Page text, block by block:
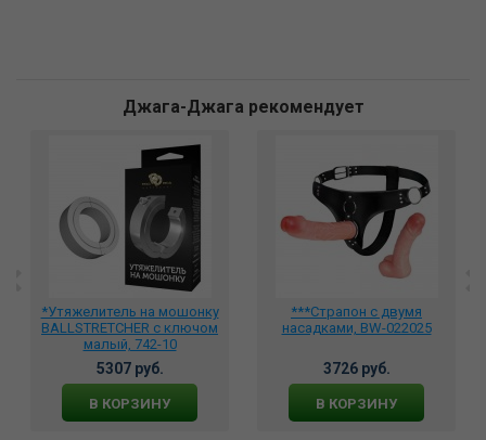
Джага-Джага рекомендует
*Утяжелитель на мошонку
BALLSTRETCHER с ключом
малый, 742-10
5307 руб.
В КОРЗИНУ
***Страпон с двумя
насадками, BW-022025
3726 руб.
В КОРЗИНУ